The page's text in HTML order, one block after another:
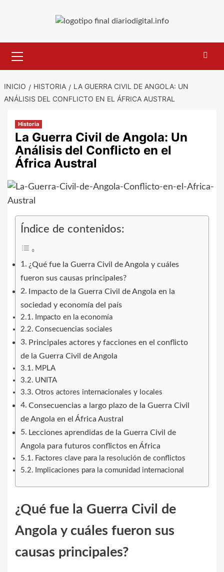
primario
INICIO HISTORIA
LA GUERRA CIVIL DE ANGOLA: UN
ANÁLISIS DEL CONFLICTO EN EL ÁFRICA AUSTRAL
Historia
La Guerra Civil de Angola: Un
Análisis del Conflicto en el
África Austral
Índice de contenidos:
¿Qué fue la Guerra Civil de Angola y cuáles
fueron sus causas principales?
Impacto de la Guerra Civil de Angola en la
sociedad y economía del país
Impacto en la economía
Consecuencias sociales
Principales actores y facciones en el conflicto
de la Guerra Civil de Angola
MPLA
UNITA
Otros actores internacionales y locales
Consecuencias a largo plazo de la Guerra Civil
de Angola en el África Austral
Lecciones aprendidas de la Guerra Civil de
Angola para futuros conflictos en África
Factores clave para la resolución de conflictos
Implicaciones para la comunidad internacional
¿Qué fue la Guerra Civil de
Angola y cuáles fueron sus
causas principales?